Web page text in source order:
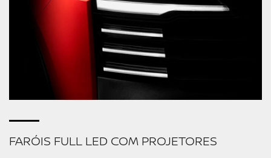
FARÓIS FULL LED COM PROJETORES